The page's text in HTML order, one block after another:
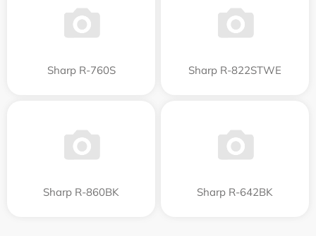
Sharp R-760S Sharp R-822STWE
Sharp R-860BK Sharp R-642BK